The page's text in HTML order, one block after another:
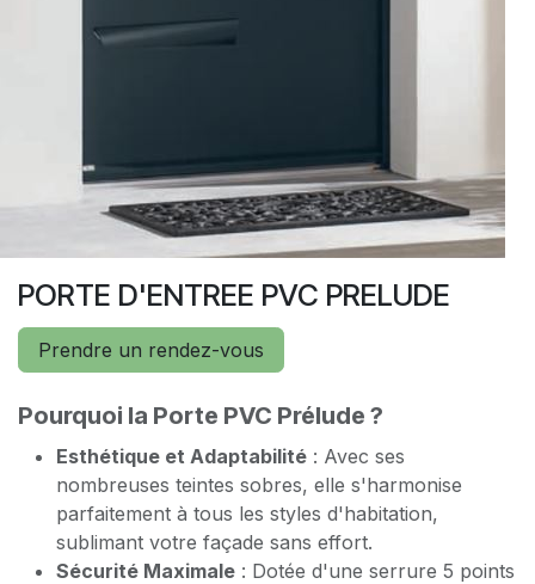
PORTE D'ENTREE PVC PRELUDE
Prendre un rendez-vous
Pourquoi la Porte PVC Prélude ?
Esthétique et Adaptabilité : Avec ses
nombreuses teintes sobres, elle s'harmonise
parfaitement à tous les styles d'habitation,
sublimant votre façade sans effort.
Sécurité Maximale : Dotée d'une serrure 5 points